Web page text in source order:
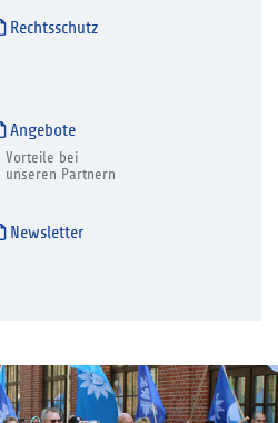
Rechtsschutz
Angebote
Vorteile bei
unseren Partnern
Newsletter